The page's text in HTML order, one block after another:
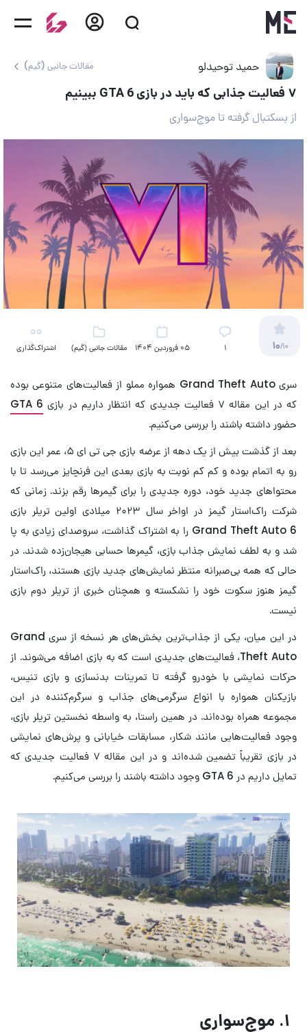
حمید توحیدلو مقالات جانبی (گیم)
۷ فعالیت جذابی که باید در بازی GTA 6 ببینیم
از بسکتبال گرفته تا موج‌سواری
10/10 ۱ 05 فروردین 1404 مقالات جانبی (گیم) اشتراک‌گذاری
سری Grand Theft Auto همواره مملو از فعالیت‌های متنوعی بوده
که در این مقاله ۷ فعالیت جدیدی که انتظار داریم در بازی
GTA 6
حضور داشته باشند را بررسی می‌کنیم.
بعد از گذشت بیش از یک دهه از عرضه بازی جی تی ای ۵، عمر این بازی
رو به اتمام بوده و کم کم نوبت به بازی بعدی این فرنچایز می‌رسد تا با
محتواهای جدید خود، دوره جدیدی را برای گیمرها رقم بزند. زمانی که
شرکت راک‌استار گیمز در اواخر سال ۲۰۲۳ میلادی اولین تریلر بازی
Grand Theft Auto 6 را به اشتراک گذاشت، سروصدای زیادی به پا
شد و به لطف نمایش جذاب بازی، گیمرها حسابی هیجان‌زده شدند. در
حالی که همه بی‌صبرانه منتظر نمایش‌های جدید بازی هستند، راک‌استار
گیمز هنوز سکوت خود را نشکسته و همچنان خبری از تریلر دوم بازی
نیست.
در این میان، یکی از جذاب‌ترین بخش‌های هر نسخه از سری Grand
Theft Auto، فعالیت‌های جدیدی است که به بازی اضافه می‌شوند. از
حرکات نمایشی با خودرو گرفته تا تمرینات بدنسازی و بازی تنیس،
بازیکنان همواره با انواع سرگرمی‌های جذاب و سرگرم‌کننده در این
مجموعه همراه بوده‌اند. در همین راستا، به واسطه نخستین تریلر بازی،
وجود فعالیت‌هایی مانند شکار، مسابقات خیابانی و پرش‌های نمایشی
در بازی تقریباً تضمین شده‌اند و در این مقاله ۷ فعالیت جدیدی که
تمایل داریم در GTA 6 وجود داشته باشند را بررسی می‌کنیم.
۱. موج‌سواری